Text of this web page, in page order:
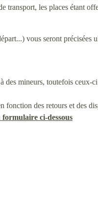
transport, les places étant
vous seront
des mineurs, toutefois ceux-
fonction des retours et des
ci-dessous